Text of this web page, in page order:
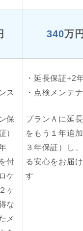
340万
ス
延長保証+2
点検メンテ
保
）
付
ケ
ヶ
な
メ
プランＡに延
をもう１年追
３年保証）し
る安心をお届
す